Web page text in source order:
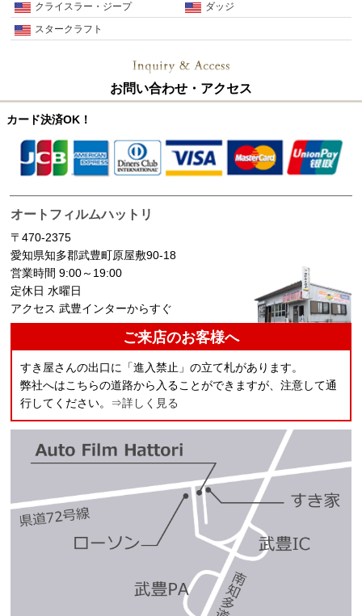
クライスラー・ジープ
ダッジ
スタークラフト
お問い合わせ・アクセス
カード決済OK！
オートフィルムハットリ
〒470-2375
愛知県知多郡武豊町原屋敷90-18
営業時間 9:00～19:00
定休日 水曜日
アクセス 武豊インターからすぐ
ご来店のお客様へ
すき屋さんの出口に「進入禁止」の立て札があります。
弊社へはこちらの道路から入ることができますが、注意して通
行してください。 ⇒詳しく見る